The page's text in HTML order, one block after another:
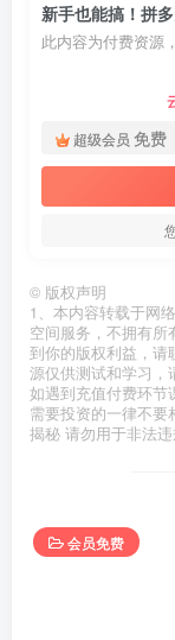
此内容为付费资源
超级会员 免费
© 版权声明
1、本内容转载于网
空间服务，不拥有
到你的版权利益，请
源仅供测试和学习，
如遇到充值付费环节
需要投资的一律不要
揭秘 请勿用于非法
会员免费